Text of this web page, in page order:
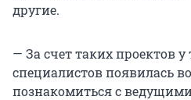
другие.
— За счет таких проектов
специалистов появилась
познакомиться с